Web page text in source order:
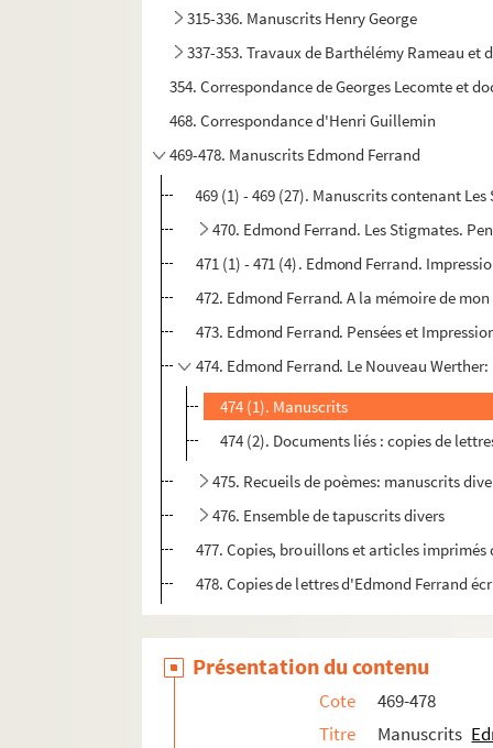
315-336. Manuscrits Henry George
337-353. Travaux de Barthélémy Rameau et
354. Correspondance de Georges Lecomte et
468. Correspondance d'Henri Guillemin
469-478. Manuscrits Edmond Ferrand
469 (1) - 469 (27). Manuscrits contenant
470. Edmond Ferrand. Les Stigmates.
471 (1) - 471 (4). Edmond Ferrand.
472. Edmond Ferrand. A la mémoire de
473. Edmond Ferrand. Pensées et
474. Edmond Ferrand. Le Nouveau
474 (1). Manuscrits
474 (2). Documents liés : copies de
475. Recueils de poèmes: manuscrits
476. Ensemble de tapuscrits divers
477. Copies, brouillons et articles imprimés
478. Copies de lettres d'Edmond Ferrand
Présentation du contenu
Cote
469-478
Titre
Manuscrits